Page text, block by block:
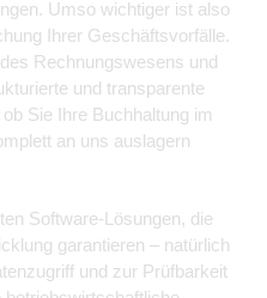
Umso wichtiger ist also
Ihrer Geschäftsvorfälle.
Rechnungswesens und
und transparente
Sie Ihre Buchhaltung im
an uns auslagern
Software-Lösungen, die
garantieren – natürlich
und zur Prüfbarkeit